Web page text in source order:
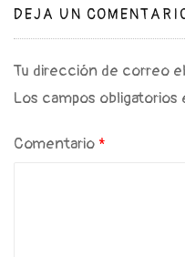
DEJA UN
Tu dirección de correo
Los campos
Comentario *